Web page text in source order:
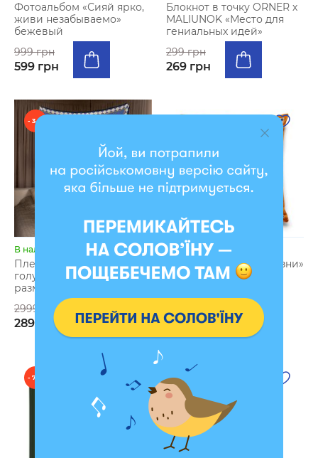
Фотоальбом «Сияй ярко,
живи незабываемо»
бежевый
999 грн
599 грн
Блокнот в точку ORNER х
MALIUNOK «Место для
гениальных идей»
299 грн
269 грн
- 3 %
В наличии
Плед «Дерево жизни»
голубой (несколько
размеров)
2999 грн
2899 грн
В наличии
Подушка «Дерево жизни»
бежевая
- 7 % - 10 %